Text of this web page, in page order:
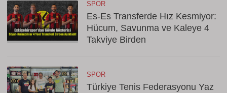
SPOR
Es-Es Transferde Hız Kesmiyor:
Hücum, Savunma ve Kaleye 4
Takviye Birden
SPOR
Türkiye Tenis Federasyonu Yaz